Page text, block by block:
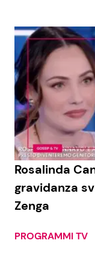
Rosalinda
gravidanza
Zenga
PROGRAMMI TV